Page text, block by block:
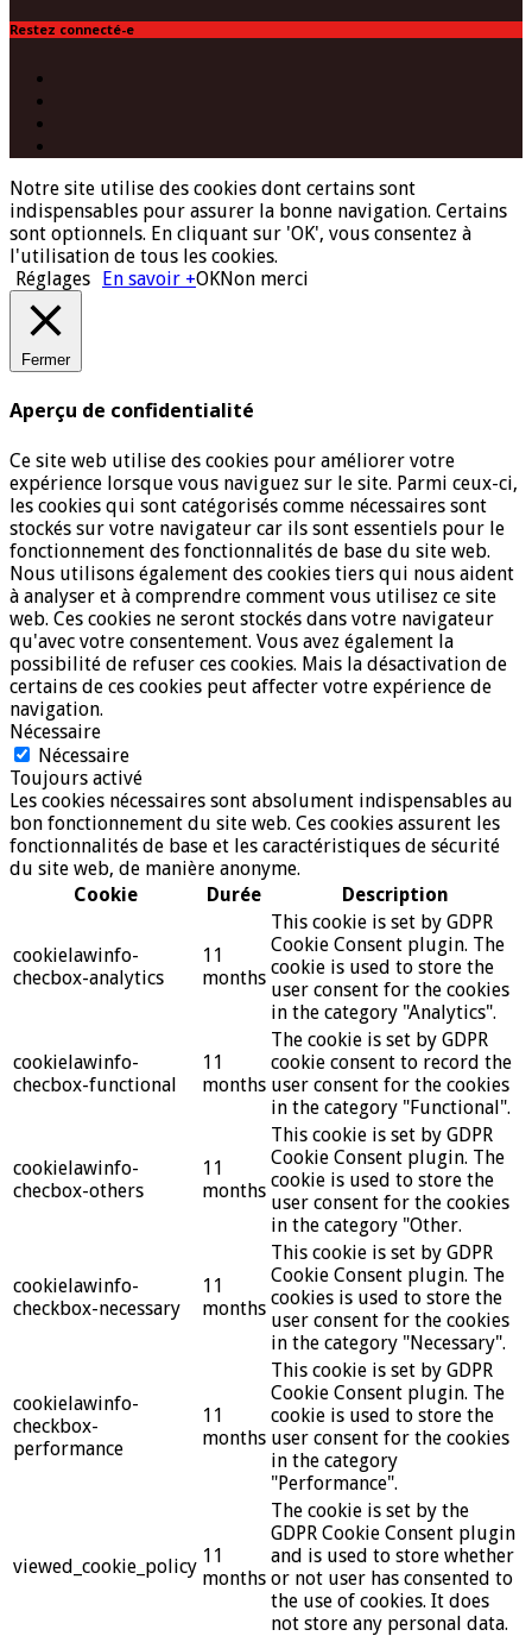
Restez connecté-e
Notre site utilise des cookies dont certains sont
indispensables pour assurer la bonne navigation. Certains
sont optionnels. En cliquant sur 'OK', vous consentez à
l'utilisation de tous les cookies.
Réglages
En savoir +OKNon merci
Fermer
Aperçu de confidentialité
Ce site web utilise des cookies pour améliorer votre
expérience lorsque vous naviguez sur le site. Parmi ceux-ci,
les cookies qui sont catégorisés comme nécessaires sont
stockés sur votre navigateur car ils sont essentiels pour le
fonctionnement des fonctionnalités de base du site web.
Nous utilisons également des cookies tiers qui nous aident
à analyser et à comprendre comment vous utilisez ce site
web. Ces cookies ne seront stockés dans votre navigateur
qu'avec votre consentement. Vous avez également la
possibilité de refuser ces cookies. Mais la désactivation de
certains de ces cookies peut affecter votre expérience de
navigation.
Nécessaire
Nécessaire
Toujours activé
Les cookies nécessaires sont absolument indispensables au
bon fonctionnement du site web. Ces cookies assurent les
fonctionnalités de base et les caractéristiques de sécurité
du site web, de manière anonyme.
Cookie
Durée Description
cookielawinfo-
checbox-analytics
11
months
This cookie is set by GDPR
Cookie Consent plugin. The
cookie is used to store the
user consent for the cookies
in the category "Analytics".
cookielawinfo-
checbox-functional
11
months
The cookie is set by GDPR
cookie consent to record the
user consent for the cookies
in the category "Functional".
cookielawinfo-
checbox-others
11
months
This cookie is set by GDPR
Cookie Consent plugin. The
cookie is used to store the
user consent for the cookies
in the category "Other.
cookielawinfo-
checkbox-necessary
11
months
This cookie is set by GDPR
Cookie Consent plugin. The
cookies is used to store the
user consent for the cookies
in the category "Necessary".
cookielawinfo-
checkbox-
performance
11
months
This cookie is set by GDPR
Cookie Consent plugin. The
cookie is used to store the
user consent for the cookies
in the category
"Performance".
viewed_cookie_policy 11
months
The cookie is set by the
GDPR Cookie Consent plugin
and is used to store whether
or not user has consented to
the use of cookies. It does
not store any personal data.